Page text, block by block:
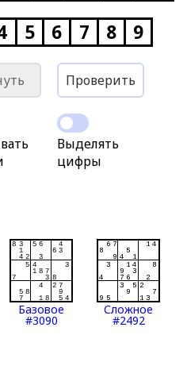
5 6 7 8 9
Проверить
Выделять
цифры
Базовое
#3090
Сложное
#2492